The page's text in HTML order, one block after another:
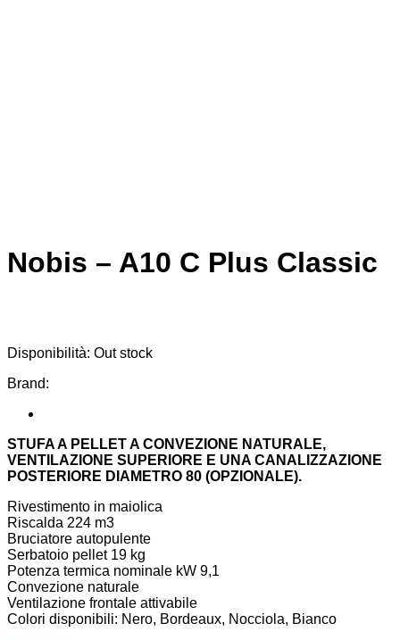
Nobis – A10 C Plus Classic
Disponibilità: Out stock
Brand:
STUFA A PELLET A CONVEZIONE NATURALE,
VENTILAZIONE SUPERIORE E UNA CANALIZZAZIONE
POSTERIORE DIAMETRO 80 (OPZIONALE).
Rivestimento in maiolica
Riscalda 224 m3
Bruciatore autopulente
Serbatoio pellet 19 kg
Potenza termica nominale kW 9,1
Convezione naturale
Ventilazione frontale attivabile
Colori disponibili: Nero, Bordeaux, Nocciola, Bianco